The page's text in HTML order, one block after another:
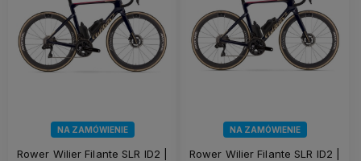
NA ZAMÓWIENIE
Rower Wilier Filante SLR ID2 |
NA ZAMÓWIENIE
Rower Wilier Filante SLR ID2 |